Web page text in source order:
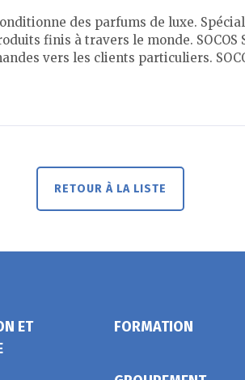
des parfums de luxe.
finis à travers le monde. SOCOS
vers les clients particuliers.
RETOUR À LA LISTE
ET
FORMATION